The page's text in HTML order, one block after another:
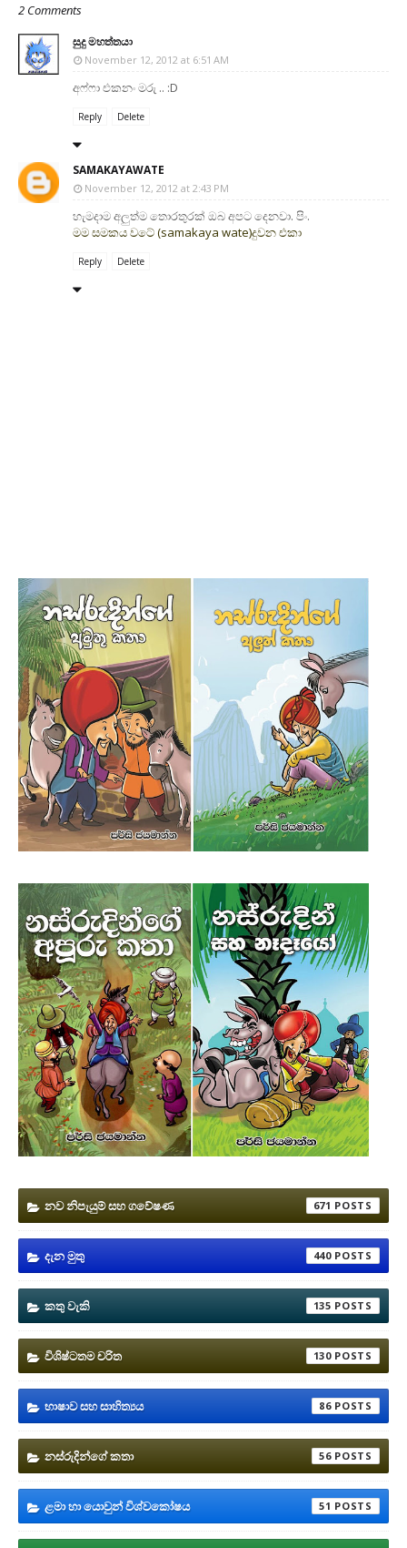
2 Comments
සුදු මහත්තයා
November 12, 2012 at 6:51 AM
අෆ්ෆා එකනං මරු .. :D
Reply Delete
SAMAKAYAWATE
November 12, 2012 at 2:43 PM
හැමදාම අලුත්ම තොරතුරක් ඔබ අපට දෙනවා. පිං.
මම සමකය වටේ (samakaya wate)දුවන එකා
Reply Delete
නව නිපැයුම් සහ ගවේෂණ 671
දැන මුතු 440
කතු වැකි 135
විශිෂ්ටතම චරිත 130
භාෂාව සහ සාහිත්‍යය 86
නස්රුදින්ගේ කතා 56
ළමා හා යොවුන් විශ්වකෝෂය 51